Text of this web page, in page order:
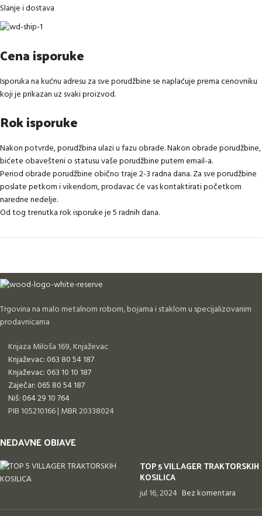
Slanje i dostava
Cena isporuke
Isporuka na kućnu adresu za sve porudžbine se naplaćuje prema cenovniku
koji je prikazan uz svaki proizvod.
Rok isporuke
Nakon potvrde, porudžbina ulazi u fazu obrade. Nakon obrade porudžbine,
bićete obavešteni o statusu vaše porudžbine putem email-a.
Period obrade porudžbine obično traje 2-3 radna dana. Za sve porudžbine
poslate petkom i vikendom, prodavac će vas kontaktirati početkom
naredne nedelje.
Od tog trenutka rok isporuke je 5 radnih dana.
Trgovina na malo metalnom robom, bojama i staklom u specijalizovanim
prodavnicama
Knjaza Miloša 169, Knjaževac
Knjaževac: 063 80 54 187
Knjaževac: 063 10 10 187
Zaječar: 065 80 54 187
Niš: 064 29 10 764
PIB 105210166 | MBR 20338024
NEDAVNE OBJAVE
TOP 5 VILLAGER TRAKTORSKIH
KOSILICA
jul 16, 2024 Bez komentara